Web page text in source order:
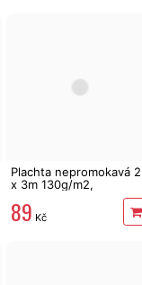
Plachta nepromokavá 2
x 3m 130g/m2,
89 Kč